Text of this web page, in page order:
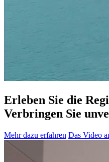
Erleben Sie die
Verbringen Sie
Mehr dazu erfahren Das Video